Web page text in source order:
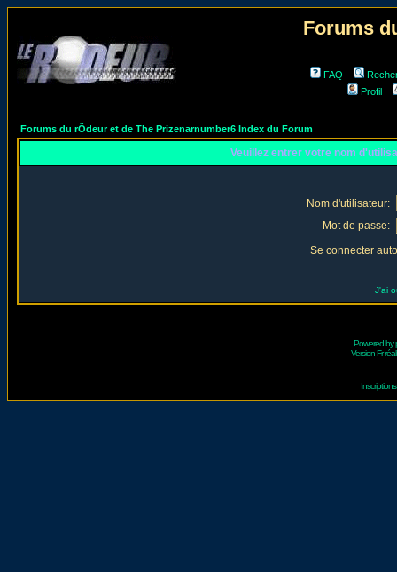
Forums
FAQ
Profil
Forums du rÔdeur et de The Prizenarnumber6 Index du Forum
Veuillez entrer votre nom
Nom d'utilisateur:
Mot de passe:
Se connecter
J'ai
Powered by
Version Fr